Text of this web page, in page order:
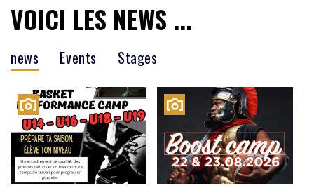
VOICI LES NEWS ...
news Events Stages